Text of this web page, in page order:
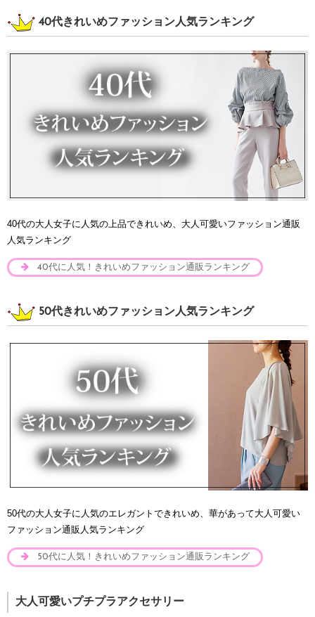
40代きれいめファッション人気ランキング
40代の大人女子に人気の上品できれいめ、大人可愛いファッション通販
人気ランキング
40代に人気！きれいめファッション通販ランキング
50代きれいめファッション人気ランキング
50代の大人女子に人気のエレガントできれいめ、華があって大人可愛い
ファッション通販人気ランキング
50代に人気！きれいめファッション通販ランキング
大人可愛いプチプラアクセサリー